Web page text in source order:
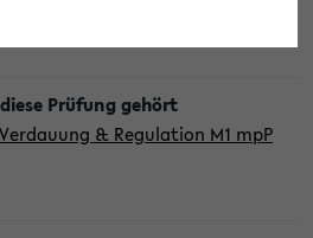
& Regulation M1 mpP